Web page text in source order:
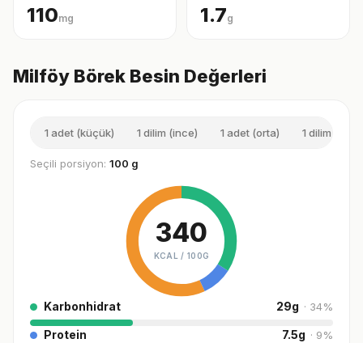
110mg 1.7g
Milföy Börek Besin Değerleri
1 adet (küçük) 1 dilim (ince) 1 adet (orta) 1 dilim
Seçili porsiyon: 100 g
340
KCAL / 100G
Karbonhidrat 29g · 34%
Protein 7.5g · 9%